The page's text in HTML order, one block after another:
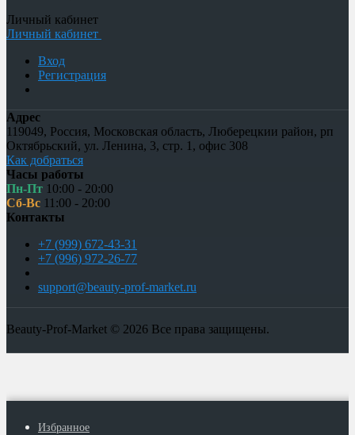
Личный кабинет
Личный кабинет
Вход
Регистрация
Адрес
119049, Россия, Московская область, Люберецкии район, рп
Октябрьский, ул. Ленина, 3, стр. 1 , офис 308
Как добраться
Часы работы
Пн-Пт 10:00 - 20:00
Сб-Вс 11:00 - 20:00
Контакты
+7 (999) 672-43-31
+7 (996) 972-26-77
support@beauty-prof-market.ru
Beauty-Prof-Market © 2026 Все права защищены.
Избранное